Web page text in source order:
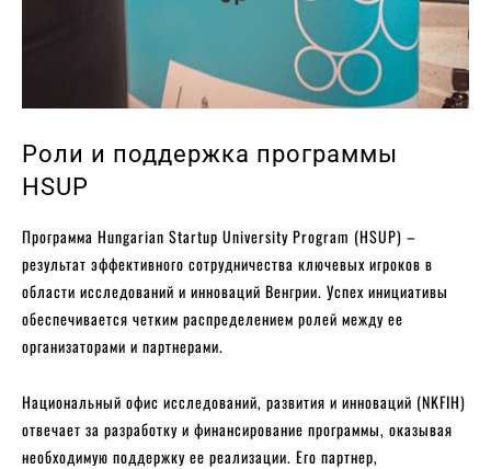
Роли и поддержка программы
HSUP
Программа Hungarian Startup University Program (HSUP) –
результат эффективного сотрудничества ключевых игроков в
области исследований и инноваций Венгрии. Успех инициативы
обеспечивается четким распределением ролей между ее
организаторами и партнерами.
Национальный офис исследований, развития и инноваций (NKFIH)
отвечает за разработку и финансирование программы, оказывая
необходимую поддержку ее реализации. Его партнер,